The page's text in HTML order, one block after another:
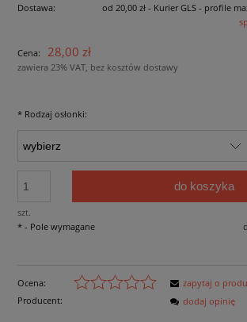
Dostawa:
od 20,00 zł - Kurier GLS - profile
Cena nie zawiera ewentualnych kosztów
Cena: 28,00 zł
zawiera 23% VAT, bez kosztów dostawy
* Rodzaj osłonki:
szt.
do koszyka
* - Pole wymagane
Ocena:
Producent:
zapytaj o
dodaj opinię